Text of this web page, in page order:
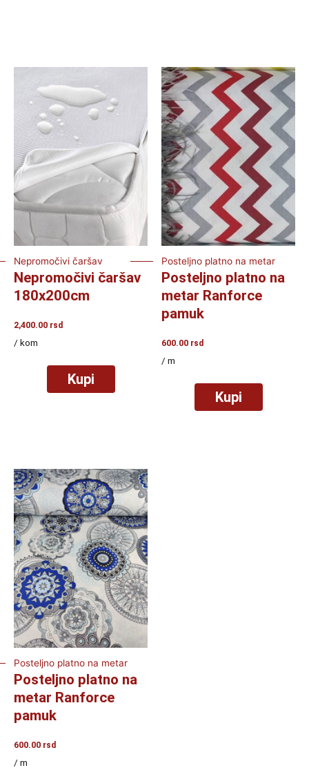
Nepromočivi čaršav
Nepromočivi čaršav
180x200cm
2,400.00 rsd
/ kom
Kupi
Posteljno platno na metar
Posteljno platno na
metar Ranforce
pamuk
600.00 rsd
/ m
Kupi
Posteljno platno na metar
Posteljno platno na
metar Ranforce
pamuk
600.00 rsd
/ m